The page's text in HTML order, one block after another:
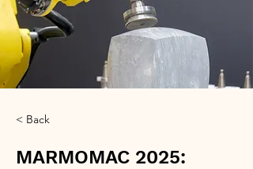
< Back
MARMOMAC 2025: